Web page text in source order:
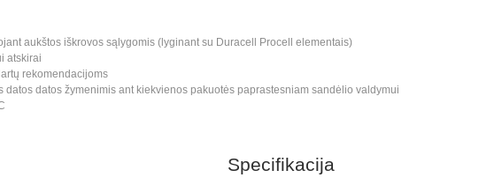
aukštos iškrovos sąlygomis (lyginant su Duracell Procell elementais)
atskirai
rekomendacijoms
datos žymenimis ant kiekvienos pakuotės paprastesniam sandėlio valdymui
Specifikacija